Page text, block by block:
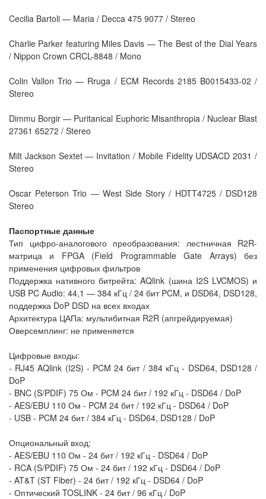
Cecilia Bartoli — Maria / Decca 475 9077 / Stereo
Charlie Parker featuring Miles Davis — The Best of the Dial Years
/ Nippon Crown CRCL-8848 / Mono
Colin Vallon Trio ‎— Rruga / ECM Records 2185 B0015433-02 /
Stereo
Dimmu Borgir — Puritanical Euphoric Misanthropia / Nuclear Blast
27361 65272 / Stereo
Milt Jackson Sextet — Invitation / Mobile Fidelity UDSACD 2031 /
Stereo
Oscar Peterson Trio — West Side Story / HDTT4725 / DSD128
Stereo
Паспортные данные
Тип цифро-аналогового преобразования: лестничная R2R-
матрица и FPGA (Field Programmable Gate Arrays) без
применения цифровых фильтров
Поддержка нативного битрейта: AQlink (шина I2S LVCMOS) и
USB PC Audio: 44,1 — 384 кГц / 24 бит PCM, и DSD64, DSD128,
поддержка DoP DSD на всех входах
Архитектура ЦАПа: мультибитная R2R (апгрейдируемая)
Оверсемплинг: не применяется
Цифровые входы:
- RJ45 AQlink (I2S) - PCM 24 бит / 384 кГц - DSD64, DSD128 /
DoP
- BNC (S/PDIF) 75 Ом - PCM 24 бит / 192 кГц - DSD64 / DoP
- AES/EBU 110 Ом - PCM 24 бит / 192 кГц - DSD64 / DoP
- USB - PCM 24 бит / 384 кГц - DSD64, DSD128 / DoP
Опциональный вход:
- AES/EBU 110 Ом - 24 бит / 192 кГц - DSD64 / DoP
- RCA (S/PDIF) 75 Ом - 24 бит / 192 кГц - DSD64 / DoP
- AT&T (ST Fiber) - 24 бит / 192 кГц - DSD64 / DoP
- Оптический TOSLINK - 24 бит / 96 кГц / DoP